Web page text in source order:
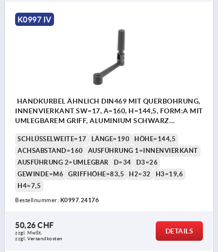
K0997 IV
HANDKURBEL ÄHNLICH DIN469 MIT QUERBOHRUNG,
INNENVIERKANT SW=17, A=160, H=144,5, FORM:A MIT
UMLEGBAREM GRIFF, ALUMINIUM SCHWARZ
SCHWARZGRAU RAL7021
SCHLÜSSELWEITE=17 LÄNGE=190
HÖHE=144,5
ACHSABSTAND=160
AUSFÜHRUNG 1=INNENVIERKANT
AUSFÜHRUNG 2=UMLEGBAR
D=34
D3=26
GEWINDE=M6
GRIFFHÖHE=83,5 H2=32
H3=19,6
H4=7,5
Bestellnummer: K0997.24176
50,26 CHF
zzgl. MwSt.
zzgl. Versandkosten
DETAILS